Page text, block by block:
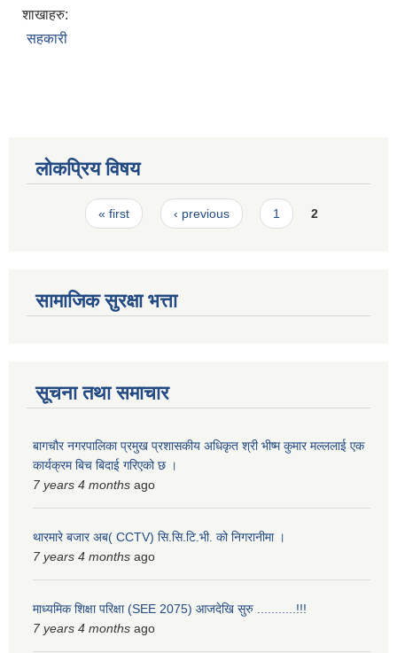
शाखाहरु:
सहकारी
लोकप्रिय विषय
Pages« first ‹ previous 1 2
सामाजिक सुरक्षा भत्ता
सूचना तथा समाचार
बागचौर नगरपालिका प्रमुख प्रशासकीय अधिकृत श्री भीष्म कुमार मल्ललाई एक
कार्यक्रम बिच बिदाई गरिएको छ ।
7 years 4 months ago
थारमारे बजार अब( CCTV) सि.सि.टि.भी. को निगरानीमा ।
7 years 4 months ago
माध्यमिक शिक्षा परिक्षा (SEE 2075) आजदेखि सुरु‍‍‍ ...........!!!
7 years 4 months ago